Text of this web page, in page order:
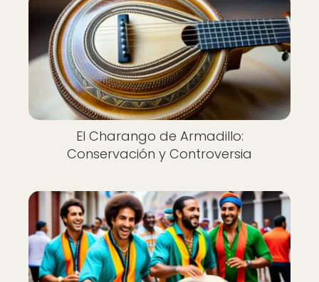
El Charango de Armadillo:
Conservación y Controversia